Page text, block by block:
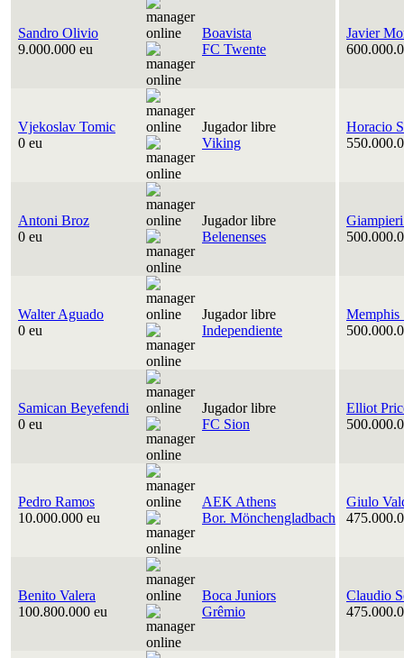
Sandro Olivio
9.000.000 eu
Boavista
FC Twente
Javier
Vjekoslav Tomic
0 eu
Jugador libre
Viking
Horacio
Antoni Broz
0 eu
Jugador libre
Belenenses
Walter Aguado
0 eu
Jugador libre
Independiente
Memphis
Samican Beyefendi
0 eu
Jugador libre
FC Sion
Elliot
Pedro Ramos
10.000.000 eu
AEK Athens
Bor. Mönchengladbach
Giulo
Benito Valera
100.800.000 eu
Boca Juniors
Grêmio
Claudio